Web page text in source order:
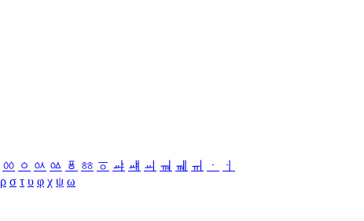
ㆀ ㆁ ㆂ ㆃ ㆄ ㆅ ㆆ ㆇ ㆈ ㆉ ㆊ ㆋ ㆌ ㆍ
ㆎ
ρ σ τ υ φ χ ψ ω